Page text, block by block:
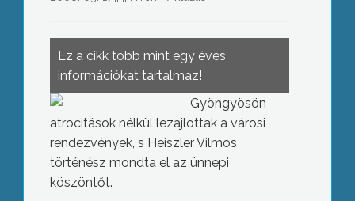
Ez a cikk több mint egy éves
információkat tartalmaz!
Gyöngyösön
atrocitások nélkül lezajlottak a városi
rendezvények, s Heiszler Vilmos
történész mondta el az ünnepi
köszöntőt.